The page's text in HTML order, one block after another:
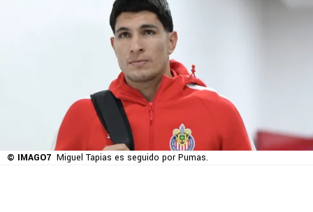
© IMAGO7 Miguel Tapias es seguido por Pumas.